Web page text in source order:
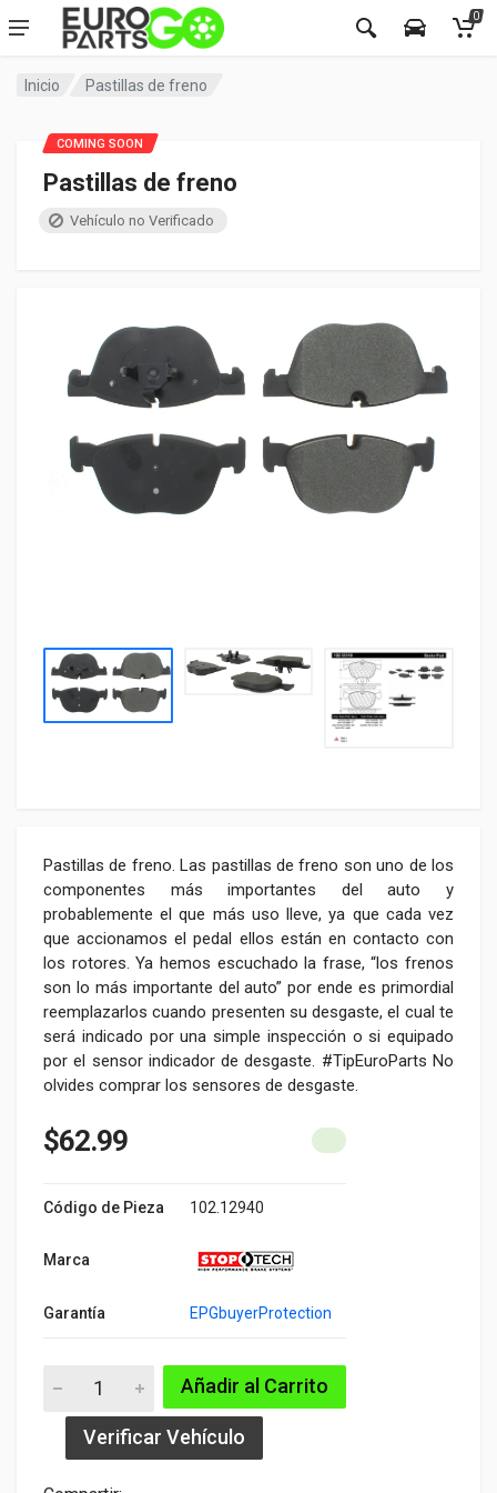
0
Inicio Pastillas de freno
Pastillas de freno
Vehículo no Verificado
Pastillas de freno. Las pastillas de freno son uno de los
componentes más importantes del auto y
probablemente el que más uso lleve, ya que cada vez
que accionamos el pedal ellos están en contacto con
los rotores. Ya hemos escuchado la frase, “los frenos
son lo más importante del auto” por ende es primordial
reemplazarlos cuando presenten su desgaste, el cual te
será indicado por una simple inspección o si equipado
por el sensor indicador de desgaste. #TipEuroParts No
olvides comprar los sensores de desgaste.
COMING SOON
$62.99
Código de Pieza 102.12940
Marca
Garantía EPGbuyerProtection
Añadir al Carrito
Verificar Vehículo